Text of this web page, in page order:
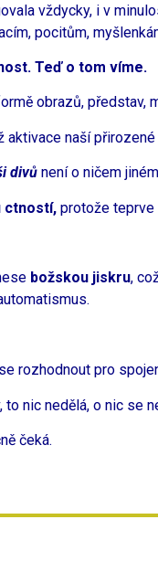
vždycky, i v
pocitům,
Teď o tom víme.
obrazů,
aktivace naší
divů není o ničem
ctností, protože teprve
božskou jiskru,
rozhodnout pro
nic nedělá, o nic se
čeká.